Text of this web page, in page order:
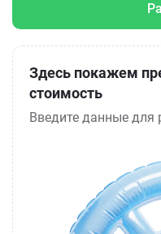
Здесь покажем
стоимость
Введите данные для